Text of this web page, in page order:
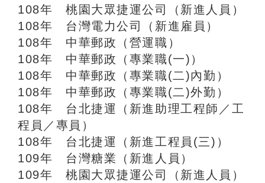
108年 桃園大眾捷運公司（新進人員）
108年 台灣電力公司（新進雇員）
108年 中華郵政（營運職）
108年 中華郵政（專業職(一)）
108年 中華郵政（專業職(二)內勤）
108年 中華郵政（專業職(二)外勤）
108年 台北捷運（新進助理工程師／工
程員／專員）
108年 台北捷運（新進工程員(三)）
109年 台灣糖業（新進人員）
109年 桃園大眾捷運公司（新進人員）